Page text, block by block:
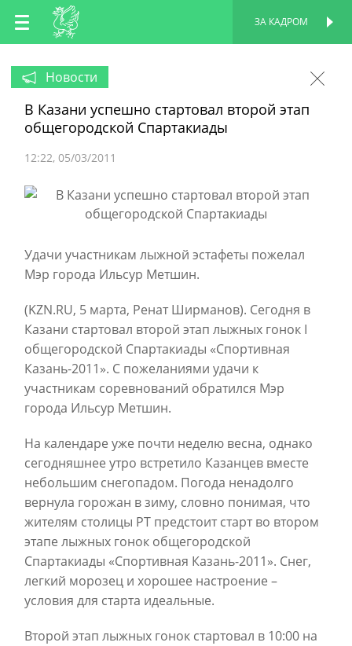
RU
EN
ЗА КАДРОМ
Новости
В Казани успешно стартовал второй этап
общегородской Спартакиады
12:22 05/03/2011
Удачи участникам лыжной эстафеты пожелал
Мэр города Ильсур Метшин.
(KZN.RU, 5 марта, Ренат Ширманов). Сегодня в
Казани стартовал второй этап лыжных гонок I
общегородской Спартакиады «Спортивная
Казань-2011». С пожеланиями удачи к
участникам соревнований обратился Мэр
города Ильсур Метшин.
На календаре уже почти неделю весна, однако
сегодняшнее утро встретило Казанцев вместе
небольшим снегопадом. Погода ненадолго
вернула горожан в зиму, словно понимая, что
жителям столицы РТ предстоит старт во втором
этапе лыжных гонок общегородской
Спартакиады «Спортивная Казань-2011». Снег,
легкий морозец и хорошее настроение –
условия для старта идеальные.
Второй этап лыжных гонок стартовал в 10:00 на
ПЕРСОНАЛЬНАЯ